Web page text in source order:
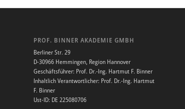
PROF. BINNER AKADEMIE GMBH
Berliner Str. 29
D-30966 Hemmingen, Region Hannover
Geschäftsführer: Prof. Dr.-Ing. Hartmut F. Binner
Inhaltlich Verantwortlicher: Prof. Dr.-Ing. Hartmut
F. Binner
Ust-ID: DE 225080706